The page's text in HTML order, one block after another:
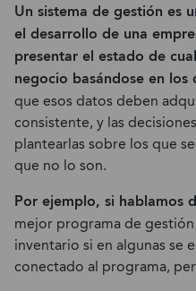
Un sistema de gestión es
el desarrollo de una
presentar el estado de
negocio basándose en
que esos datos deben
consistente, y las
plantearlas sobre los que
que no lo son.
Por ejemplo, si hablamos
mejor programa de
inventario si en algunas se
conectado al programa,